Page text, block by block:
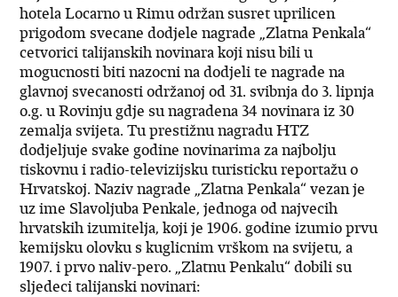
hotela Locarno u Rimu održan susret uprilicen
prigodom svecane dodjele nagrade „Zlatna Penkala“
cetvorici talijanskih novinara koji nisu bili u
mogucnosti biti nazocni na dodjeli te nagrade na
glavnoj svecanosti održanoj od 31. svibnja do 3. lipnja
o.g. u Rovinju gdje su nagradena 34 novinara iz 30
zemalja svijeta. Tu prestižnu nagradu HTZ
dodjeljuje svake godine novinarima za najbolju
tiskovnu i radio-televizijsku turisticku reportažu o
Hrvatskoj. Naziv nagrade „Zlatna Penkala“ vezan je
uz ime Slavoljuba Penkale, jednoga od najvecih
hrvatskih izumitelja, koji je 1906. godine izumio prvu
kemijsku olovku s kuglicnim vrškom na svijetu, a
1907. i prvo naliv-pero. „Zlatnu Penkalu“ dobili su
sljedeci talijanski novinari: